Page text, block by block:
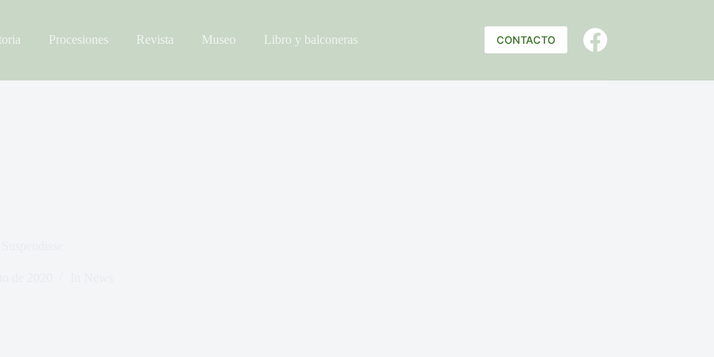
Procesiones Revista Museo Libro y balconeras CONTACTO